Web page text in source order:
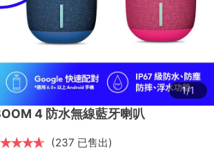
1/1
4 防水無線藍牙喇叭
★★★★
★ (237 已售出)